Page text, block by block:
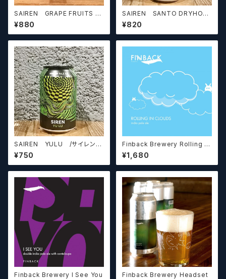
SAIREN GRAPE FRUITS S
OUR IPA / サイレン グレープ
フルーツサワーIPA【クラフトビ
ール】
¥880
SAIREN SANTO DRYHOPP
ED LAGER/サイレン サント
ドライホップドラガー【クラフトビ
ール】
¥820
SAIREN YULU /サイレン
ユル セッションペールエール【ク
ラフトビール】
¥750
Finback Brewery Rolling In
Clouds
¥1,680
Finback Brewery I See You Finback Brewery Headset